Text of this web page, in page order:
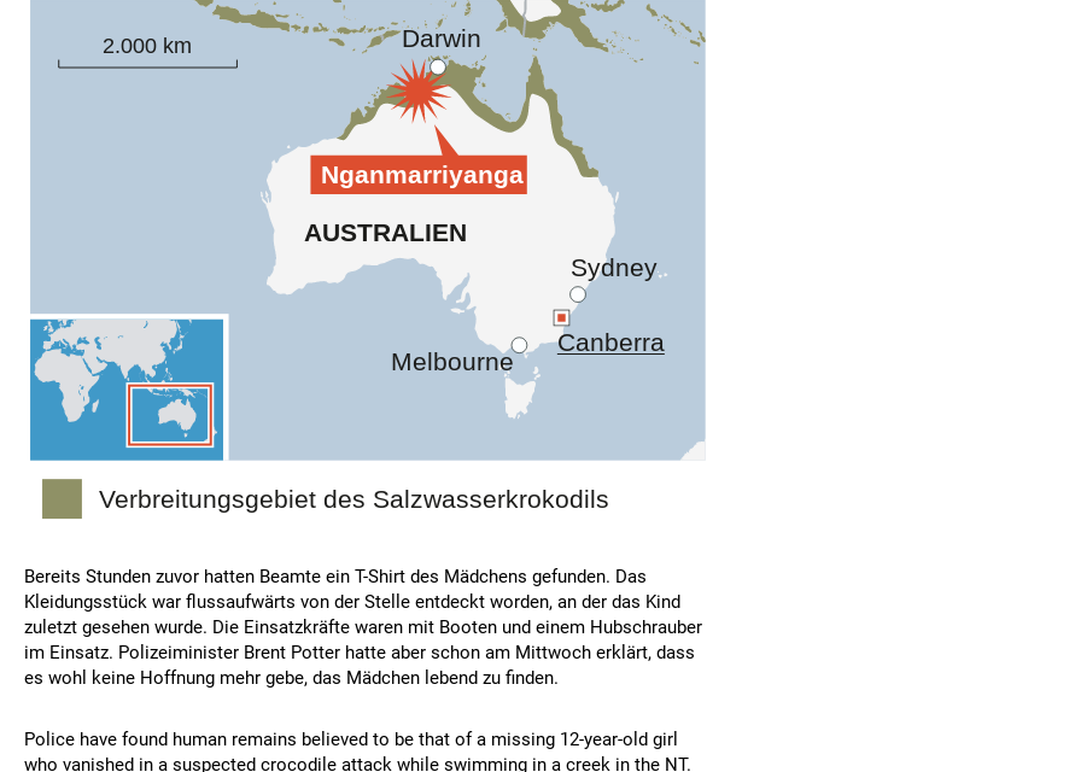
Bereits Stunden zuvor hatten Beamte ein T-Shirt des Mädchens gefunden. Das
Kleidungsstück war flussaufwärts von der Stelle entdeckt worden, an der das Kind
zuletzt gesehen wurde. Die Einsatzkräfte waren mit Booten und einem Hubschrauber
im Einsatz. Polizeiminister Brent Potter hatte aber schon am Mittwoch erklärt, dass
es wohl keine Hoffnung mehr gebe, das Mädchen lebend zu finden.
Police have found human remains believed to be that of a missing 12-year-old girl
who vanished in a suspected crocodile attack while swimming in a creek in the NT.